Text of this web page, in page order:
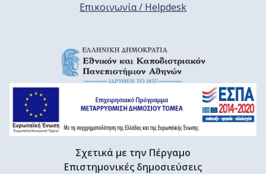
Επικοινωνία / Helpdesk
Σχετικά με την Πέργαμο
Επιστημονικές δημοσιεύσεις